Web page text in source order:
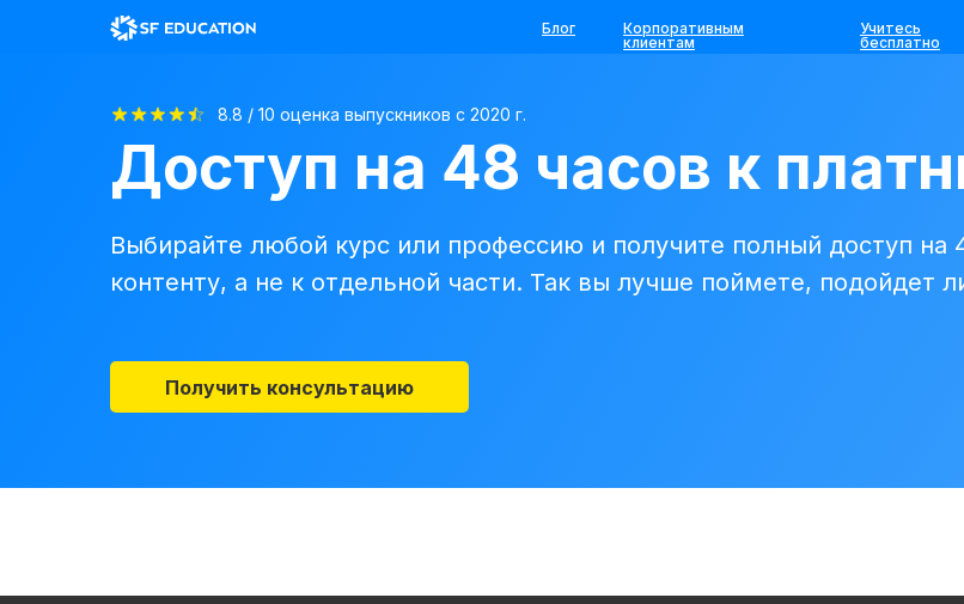
Блог
Корпоративным
клиентам
Учитесь
бесплатно
Доступ на 48 часов к
Получить консультацию
Выбирайте любой курс или профессию и получите полный доступ на
контенту, а не к отдельной части. Так вы лучше поймете, подойдет
8.8 / 10 оценка выпускников с 2020 г.